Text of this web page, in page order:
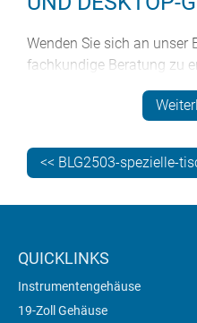
Wenden Sie sich an unser
fachkundige Beratung zu
Standard- oder
Desktop- und 19-Zoll-
<< BLG2503-spezielle-
QUICKLINKS
Instrumentengehäuse
19-Zoll Gehäuse